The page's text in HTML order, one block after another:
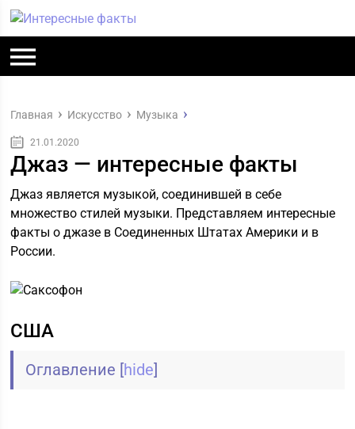
Главная Искусство Музыка
21.01.2020
Джаз — интересные факты
Джаз является музыкой, соединившей в себе
множество стилей музыки. Представляем интересные
факты о джазе в Соединенных Штатах Америки и в
России.
США
Оглавление [hide]